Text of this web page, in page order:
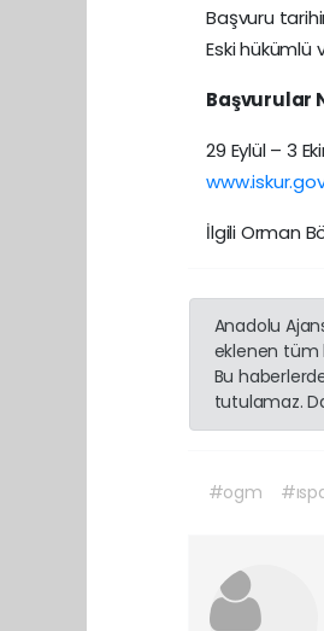
Başvuru
Eski
Başvurular
29 Eylül – 3
İlgili Orman
Anadolu
eklenen tüm
Bu
tutulamaz.
#ogm